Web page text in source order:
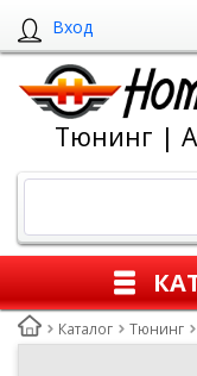
Вход
Тюнинг |
Каталог Тюнинг